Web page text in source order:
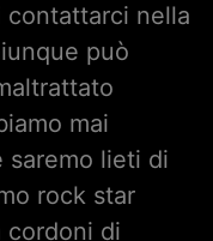
nella
può
mai
saremo lieti di
rock star
cordoni di